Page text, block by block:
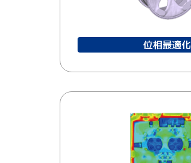
位相最適化